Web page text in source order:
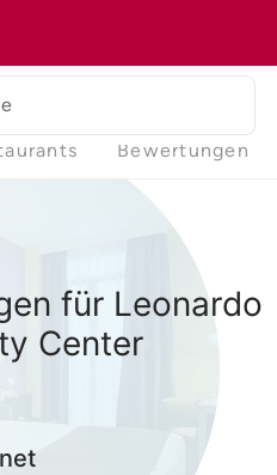
Bewertungen
für Leonardo
Center